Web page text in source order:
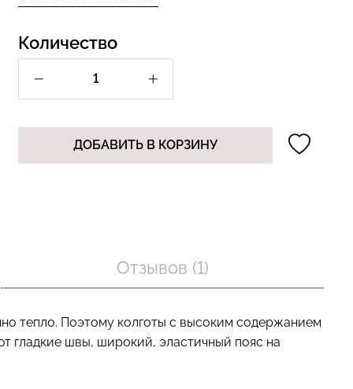
Количество
ДОБАВИТЬ В КОРЗИНУ
Отзывов (1)
тепло. Поэтому колготы с высоким содержанием
гладкие швы, широкий, эластичный пояс на
CAMI TOP RIB black (черный)
Giulia